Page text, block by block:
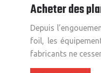
Acheter des
Depuis
foil, les
fabricants ne